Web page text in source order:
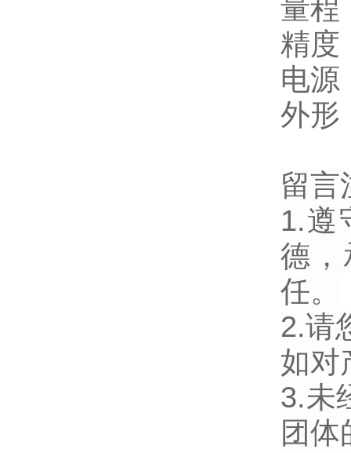
量程
精度
电源
外形
留言
1.遵
德，
任。
2.请
如对
3.未
团